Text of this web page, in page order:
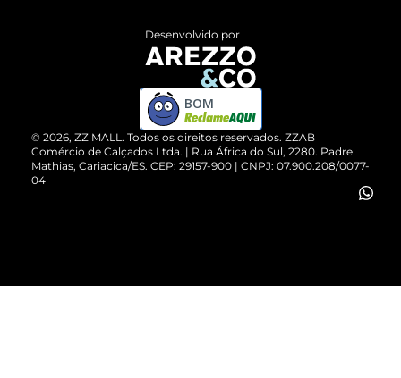
ZZ MALL é confiável
Cartão Presente
Vendas Corporativas
Devolução do Produto
Compre pelo WhatsApp
© 2026, ZZ MALL. Todos os direitos reservados. ZZAB
Comércio de Calçados Ltda. | Rua África do Sul, 2280. Padre
Mathias, Cariacica/ES. CEP: 29157-900 | CNPJ: 07.900.208/0077-
04
Desenvolvido por
BOM